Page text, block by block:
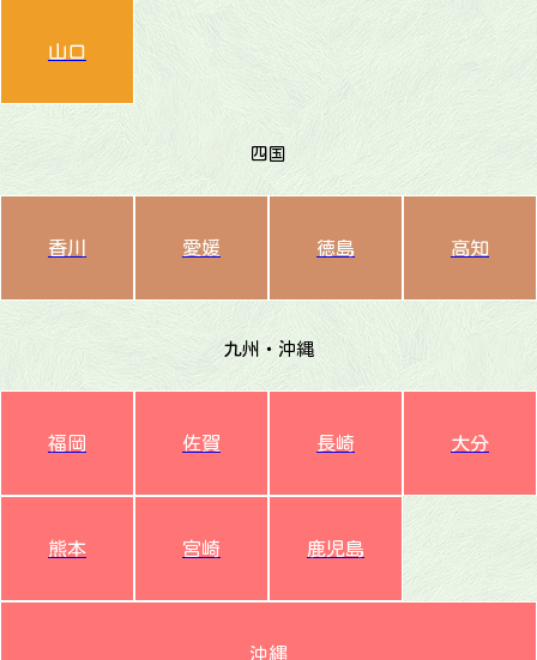
山口
四国
香川 愛媛 徳島 高知
九州・沖縄
福岡 佐賀 長崎 大分
熊本 宮崎 鹿児島
沖縄